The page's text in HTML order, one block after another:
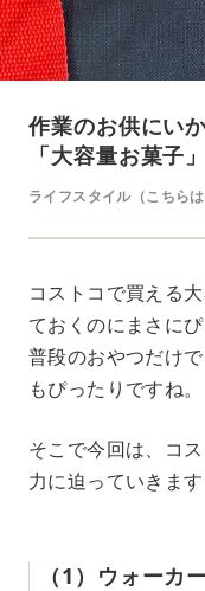
作業のお供にい
「大容量お菓子
ライフスタイル（こちらは
コストコで買える
ておくのにまさにぴ
普段のおやつだけ
もぴったりですね。
そこで今回は、コ
力に迫っていきま
（1）ウォーカ